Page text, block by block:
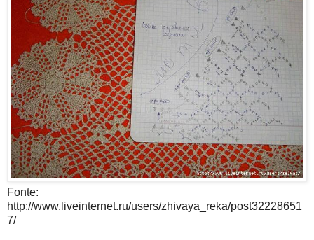
Fonte:
http://www.liveinternet.ru/users/zhivaya_reka/post32228651
7/